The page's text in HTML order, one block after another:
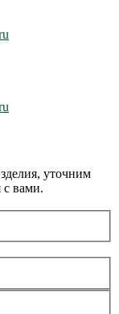
уточним
с вами.